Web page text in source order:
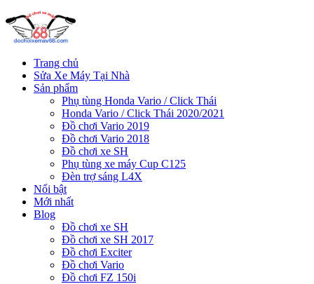
Trang chủ
Sửa Xe Máy Tại Nhà
Sản phẩm
Phụ tùng Honda Vario / Click Thái
Honda Vario / Click Thái 2020/2021
Đồ chơi Vario 2019
Đồ chơi Vario 2018
Đồ chơi xe SH
Phụ tùng xe máy Cup C125
Đèn trợ sáng L4X
Nổi bật
Mới nhất
Blog
Đồ chơi xe SH
Đồ chơi xe SH 2017
Đồ chơi Exciter
Đồ chơi Vario
Đồ chơi FZ 150i